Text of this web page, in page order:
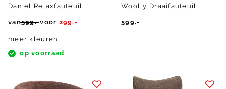
Daniel Relaxfauteuil
van599.-voor 299.-
meer kleuren
op voorraad
Woolly Draaifauteuil
599.-